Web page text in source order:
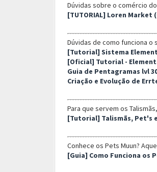
Dúvidas sobre o comércio
[TUTORIAL] Loren Market
Dúvidas de como funciona o
[Tutorial] Sistema
[Oficial] Tutorial -
Guia de Pentagramas lvl
Criação e Evolução de
Para que servem os
[Tutorial] Talismãs, Pet's
Conhece os Pets Muun?
[Guia] Como Funciona os